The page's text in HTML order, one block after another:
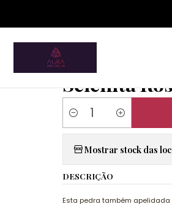
Cristais e Pedras Naturais Selenita
|
Selenita
Quantity
Mostrar stock das
DESCRIÇÃO
Esta pedra também